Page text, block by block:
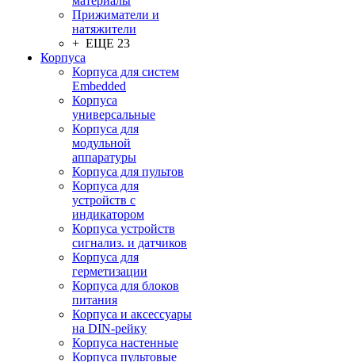
Прижиматели и
натяжители
+ ЕЩЕ 23
Корпуса
Корпуса для систем
Embedded
Корпуса
универсальные
Корпуса для
модульной
аппаратуры
Корпуса для пультов
Корпуса для
устройств с
индикатором
Корпуса устройств
сигнализ. и датчиков
Корпуса для
герметизации
Корпуса для блоков
питания
Корпуса и аксессуары
на DIN-рейку
Корпуса настенные
Корпуса пультовые